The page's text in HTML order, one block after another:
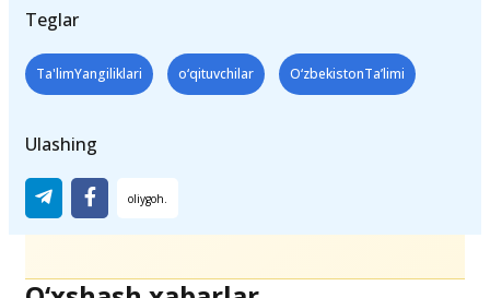
Teglar
Ta'limYangiliklari
Ulashing